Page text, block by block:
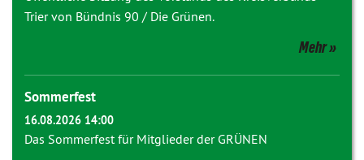
Trier von Bündnis 90 / Die Grünen.
Mehr
Sommerfest
16.08.2026 14:00
Das Sommerfest für Mitglieder der GRÜNEN